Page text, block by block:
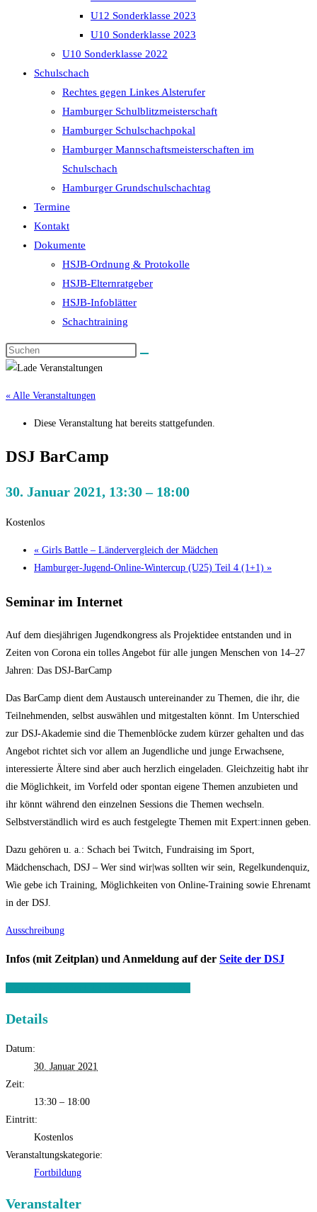
U12 Sonderklasse 2023
U10 Sonderklasse 2023
U10 Sonderklasse 2022
Schulschach
Rechtes gegen Linkes Alsterufer
Hamburger Schulblitzmeisterschaft
Hamburger Schulschachpokal
Hamburger Mannschaftsmeisterschaften im
Schulschach
Hamburger Grundschulschachtag
Termine
Kontakt
Dokumente
HSJB-Ordnung & Protokolle
HSJB-Elternratgeber
HSJB-Infoblätter
Schachtraining
« Alle Veranstaltungen
Diese Veranstaltung hat bereits stattgefunden.
DSJ BarCamp
30. Januar 2021, 13:30– 18:00
Kostenlos
« Girls Battle – Ländervergleich der Mädchen
Hamburger-Jugend-Online-Wintercup (U25) Teil 4 (1+1) »
Seminar im Internet
Auf dem diesjährigen Jugendkongress als Projektidee entstanden und in
Zeiten von Corona ein tolles Angebot für alle jungen Menschen von 14–27
Jahren: Das DSJ-BarCamp
Das BarCamp dient dem Austausch untereinander zu Themen, die ihr, die
Teilnehmenden, selbst auswählen und mitgestalten könnt. Im Unterschied
zur DSJ-Akademie sind die Themenblöcke zudem kürzer gehalten und das
Angebot richtet sich vor allem an Jugendliche und junge Erwachsene,
interessierte Ältere sind aber auch herzlich eingeladen. Gleichzeitig habt ihr
die Möglichkeit, im Vorfeld oder spontan eigene Themen anzubieten und
ihr könnt während den einzelnen Sessions die Themen wechseln.
Selbstverständlich wird es auch festgelegte Themen mit Expert:innen geben.
Dazu gehören u. a.: Schach bei Twitch, Fundraising im Sport,
Mädchenschach, DSJ – Wer sind wir|was sollten wir sein, Regelkundenquiz,
Wie gebe ich Training, Möglichkeiten von Online-Training sowie Ehrenamt
in der DSJ.
Ausschreibung
Infos (mit Zeitplan) und Anmeldung auf der Seite der DSJ
Details
Datum:
30. Januar 2021
Zeit:
13:30 – 18:00
Eintritt:
Kostenlos
Veranstaltungskategorie:
Fortbildung
Veranstalter